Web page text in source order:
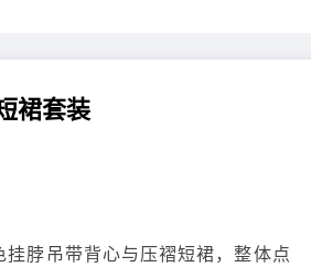
裙套装
脖吊带背心与压褶短裙，整体点